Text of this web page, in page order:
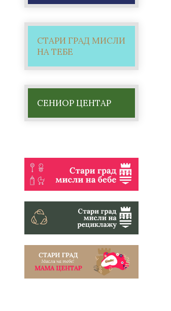
СТАРИ ГРАД МИСЛИ
НА ТЕБЕ
СЕНИОР ЦЕНТАР